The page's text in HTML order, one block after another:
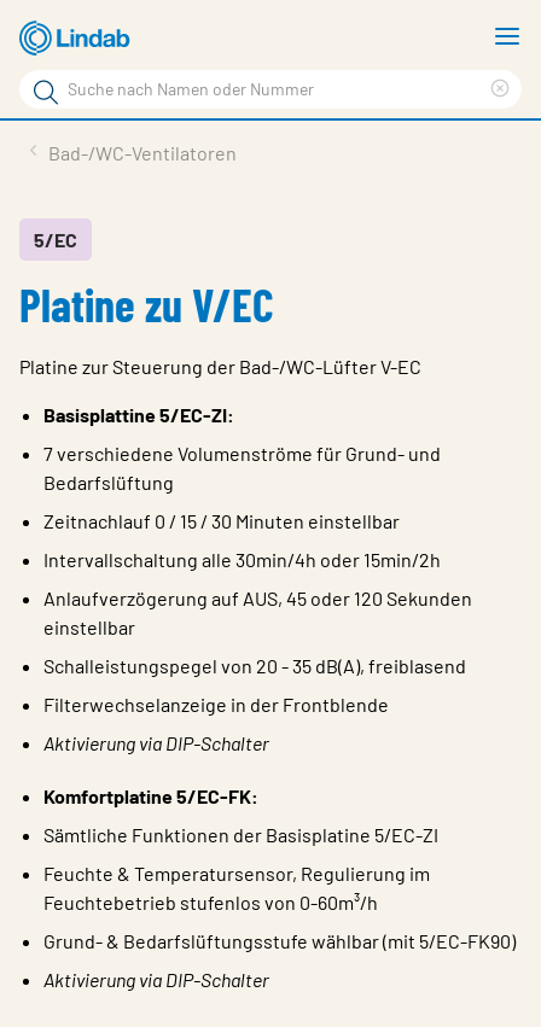
Zum
Hauptinhalt
Suchbegriff
Seite
durchsuchen
Im Fokus
Über Lindab
Sprache wählen
Switzerland - German
Bad-/WC-Ventilatoren
5/EC
Platine zu V/EC
Platine zur Steuerung der Bad-/WC-Lüfter V-EC
Basisplattine 5/EC-ZI:
7 verschiedene Volumenströme für Grund- und
Bedarfslüftung
Zeitnachlauf 0 / 15 / 30 Minuten einstellbar
Intervallschaltung alle 30min/4h oder 15min/2h
Anlaufverzögerung auf AUS, 45 oder 120 Sekunden
einstellbar
Schalleistungspegel von 20 - 35 dB(A), freiblasend
Filterwechselanzeige in der Frontblende
Aktivierung via DIP-Schalter
Komfortplatine 5/EC-FK:
Sämtliche Funktionen der Basisplatine 5/EC-ZI
Feuchte & Temperatursensor, Regulierung im
Feuchtebetrieb stufenlos von 0-60m³/h
Grund- & Bedarfslüftungsstufe wählbar (mit 5/EC-FK90)
Aktivierung via DIP-Schalter